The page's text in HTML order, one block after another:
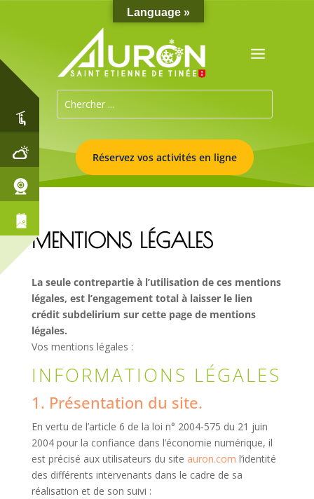
Réservez vos activités en ligne
MENTIONS LÉGALES
La seule contrepartie à l’utilisation de ces mentions
légales, est l’engagement total à laisser le lien
crédit subdelirium sur cette page de mentions
légales.
Vos mentions légales :
INFORMATIONS LÉGALES
1. Présentation du site.
En vertu de l’article 6 de la loi n° 2004-575 du 21 juin
2004 pour la confiance dans l’économie numérique, il
est précisé aux utilisateurs du site auron.com l’identité
des différents intervenants dans le cadre de sa
réalisation et de son suivi :
Language »